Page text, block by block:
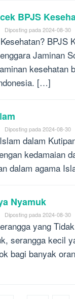
BPJS
Diposting pada 2024-08-30
BPJS
Jaminan
kesehatan
[…]
Diposting pada 2024-08-30
dalam
kedamaian
dalam agama
Nyamuk
Diposting pada 2024-08-30
yang
serangga kecil
bagi banyak